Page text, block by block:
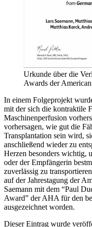
Urkunde über die
Awards der
In einem Folgeprojekt
mit der sich die kontraktile
Maschinenperfusion
vorhersagen, wie gut die
Transplantation sein wird,
anschließend wieder zu
Herzen besonders wichtig,
oder der Empfängerin
zuverlässig zu
auf der Jahrestagung der
Saemann mit dem “Paul
Award” der AHA für den
ausgezeichnet worden.
Dieser Eintrag wurde